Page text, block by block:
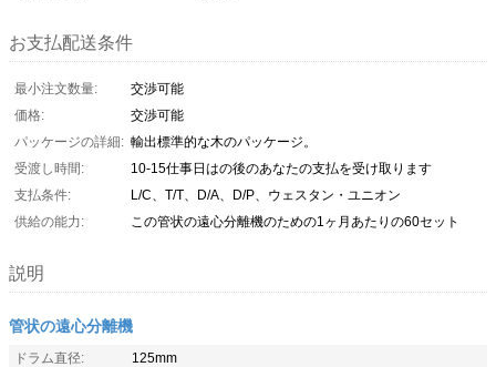
お支払配送条件
最小注文数量:
交渉可能
価格:
交渉可能
パッケージの詳細: 輸出標準的な木のパッケージ。
受渡し時間:
10-15仕事日はの後のあなたの支払を受け取ります
支払条件:
L/C、T/T、D/A、D/P、ウェスタン・ユニオン
供給の能力:
この管状の遠心分離機のための1ヶ月あたりの60セット
説明
管状の遠心分離機
ドラム直径:
125mm